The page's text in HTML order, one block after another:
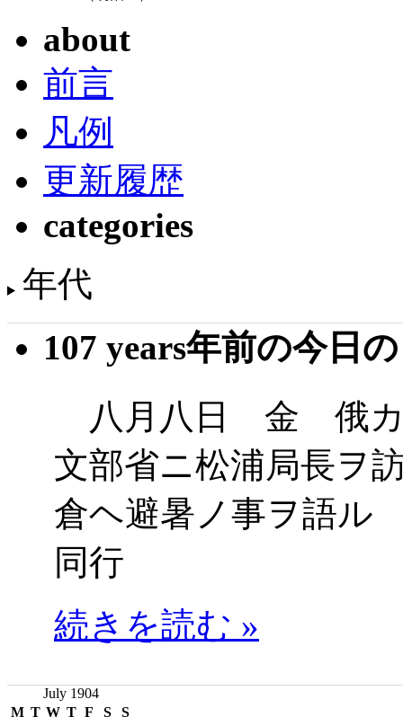
about
前言
凡例
更新履歴
categories
年代
107 years年前の今日
八月八日 金 俄カ
文部省ニ松浦局長ヲ
倉ヘ避暑ノ事ヲ語
同行
続きを読む »
July 1904
M T W T F S S